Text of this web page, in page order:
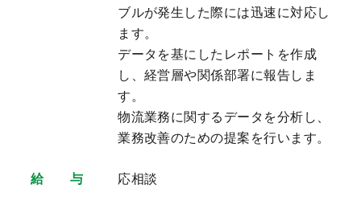
ブルが発生した際には迅速に対応し
ます。
データを基にしたレポートを作成
し、経営層や関係部署に報告しま
す。
物流業務に関するデータを分析し、
業務改善のための提案を行います。
給 与 応相談